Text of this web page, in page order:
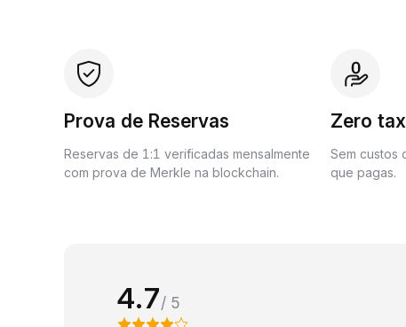
Prova de Reservas
Reservas de 1:1 verificadas mensalmente
com prova de Merkle na blockchain.
Zero
Sem custos
que pagas.
4.7/ 5